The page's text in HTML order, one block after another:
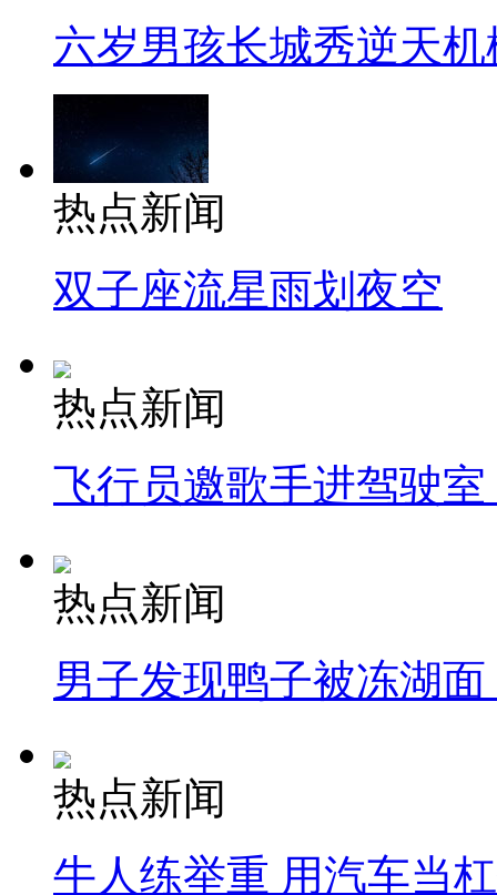
六岁男孩长城秀逆天机
热点新闻
双子座流星雨划夜空
热点新闻
飞行员邀歌手进驾驶
热点新闻
男子发现鸭子被冻湖
热点新闻
牛人练举重 用汽车当